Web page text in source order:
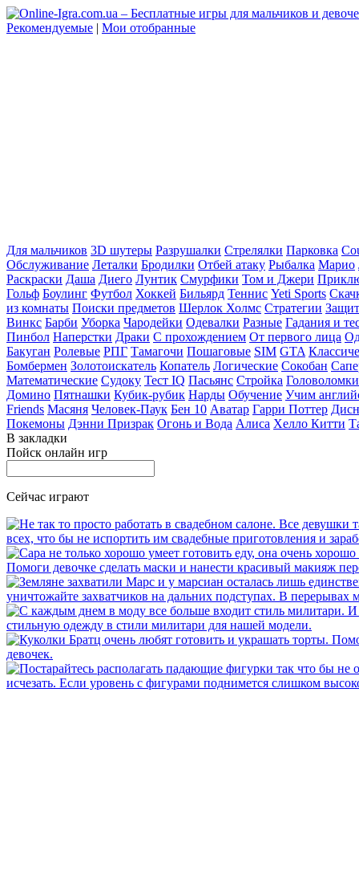
Рекомендуемые | Мои отобранные
Для мальчиков 3D шутеры Разрушалки Стрелялки Парковка
Обслуживание Леталки Бродилки Отбей атаку Рыбалка Марио
Раскраски Даша Диего Лунтик Смурфики Том и Джери
Гольф Боулинг Футбол Хоккей Бильярд Теннис Yeti Sports
из комнаты Поиски предметов Шерлок Холмс Стратегии
Винкс Барби Уборка Чародейки Одевалки Разные Гадания и
Пинбол Наперстки Драки С прохождением От первого лица
Бакуган Ролевые РПГ Тамагочи Пошаговые SIM GTA
Бомбермен Золотоискатель Копатель Логические Сокобан
Математические Судоку Тест IQ Пасьянс Стройка Головоломки
Домино Пятнашки Кубик-рубик Нарды Обучение Учим
Friends Масяня Человек-Паук Бен 10 Аватар Гарри Поттер
Покемоны Дэнни Призрак Огонь и Вода Алиса Хелло Китти
В закладки
Пойск онлайн игр
Сейчас играют